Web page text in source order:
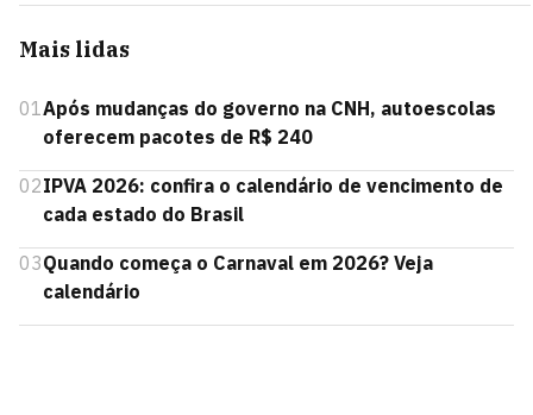
Mais lidas
01Após mudanças do governo na CNH, autoescolas
oferecem pacotes de R$ 240
02IPVA 2026: confira o calendário de vencimento de
cada estado do Brasil
03Quando começa o Carnaval em 2026? Veja
calendário